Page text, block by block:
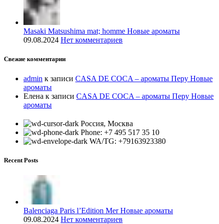
Masaki Matsushima mat; homme Новые ароматы
09.08.2024 Нет комментариев
Свежие комментарии
admin к записи CASA DE COCA – ароматы Перу Новые
ароматы
Елена к записи CASA DE COCA – ароматы Перу Новые
ароматы
Россия, Москва
Phone: +7 495 517 35 10
WA/TG: +79163923380
Recent Posts
Balenciaga Paris l’Edition Mer Новые ароматы
09.08.2024 Нет комментариев